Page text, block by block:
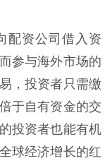
配资公司借入资
参与海外市场的
，投资者只需缴
于自有资金的交
投资者也能有机
球经济增长的红